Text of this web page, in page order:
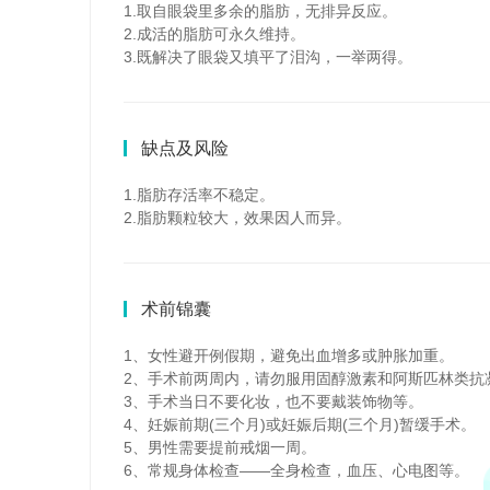
1.取自眼袋里多余的脂肪，无排异反应。
2.成活的脂肪可永久维持。
3.既解决了眼袋又填平了泪沟，一举两得。
缺点及风险
1.脂肪存活率不稳定。
2.脂肪颗粒较大，效果因人而异。
术前锦囊
1、女性避开例假期，避免出血增多或肿胀加重。
2、手术前两周内，请勿服用固醇激素和阿斯匹林类抗
3、手术当日不要化妆，也不要戴装饰物等。
4、妊娠前期(三个月)或妊娠后期(三个月)暂缓手术。
5、男性需要提前戒烟一周。
6、常规身体检查——全身检查，血压、心电图等。